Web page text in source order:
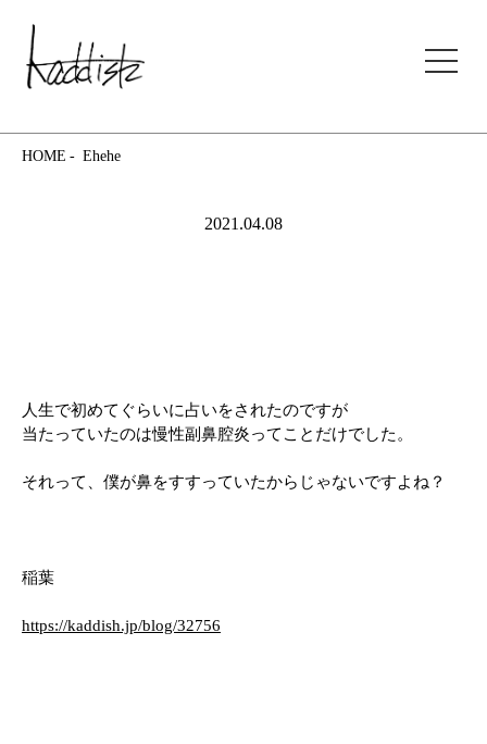
kaddish development store
HOME Ehehe
2021.04.08
人生で初めてぐらいに占いをされたのですが
当たっていたのは慢性副鼻腔炎ってことだけでした。
それって、僕が鼻をすすっていたからじゃないですよね？
稲葉
https://kaddish.jp/blog/32756